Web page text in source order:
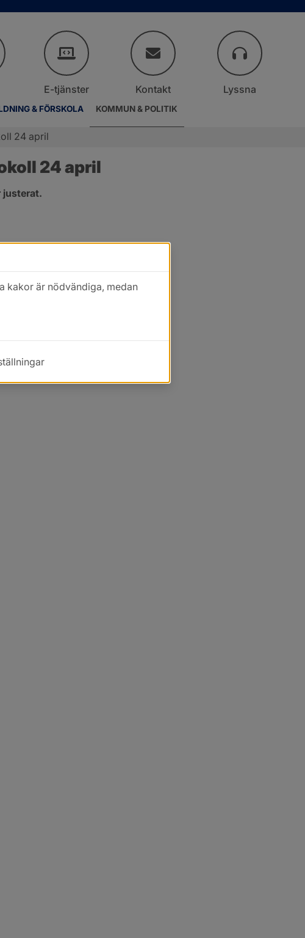
& FÖRSKOLA KOMMUN & POLITIK
E-tjänster Kontakt Lyssna
24 april
24 april
justerat.
kakor är nödvändiga, medan